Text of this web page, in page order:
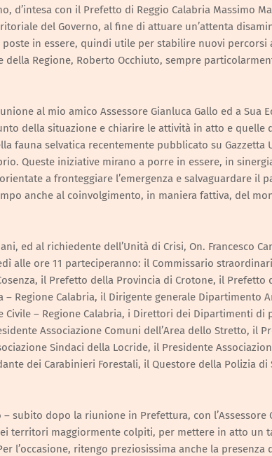
d’intesa con il Prefetto di Reggio Calabria Massimo
del Governo, al fine di attuare un’attenta
poste in essere, quindi utile per stabilire nuovi
della Regione, Roberto Occhiuto, sempre
al mio amico Assessore Gianluca Gallo ed a Sua
della situazione e chiarire le attività in atto e quelle
fauna selvatica recentemente pubblicato su Gazzetta
Queste iniziative mirano a porre in essere, in
a fronteggiare l’emergenza e salvaguardare il
anche al coinvolgimento, in maniera fattiva, del
ed al richiedente dell’Unità di Crisi, On. Francesco
alle ore 11 parteciperanno: il Commissario
il Prefetto della Provincia di Crotone, il Prefetto
Regione Calabria, il Dirigente generale Dipartimento
– Regione Calabria, i Direttori dei Dipartimenti di
Associazione Comuni dell’Area dello Stretto, il
Sindaci della Locride, il Presidente
dei Carabinieri Forestali, il Questore della Polizia
subito dopo la riunione in Prefettura, con l’Assessore
territori maggiormente colpiti, per mettere in atto un
l’occasione, ritengo preziosissima anche la presenza